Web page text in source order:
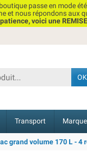
passe en mode
et nous répondons aux
voici une
OK
Transport
grand volume 170 L -